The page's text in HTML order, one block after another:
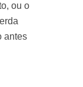
ou o
antes